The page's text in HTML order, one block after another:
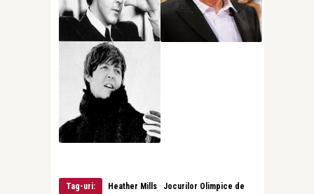
Tag-uri: Heather Mills · Jocurilor Olimpice de